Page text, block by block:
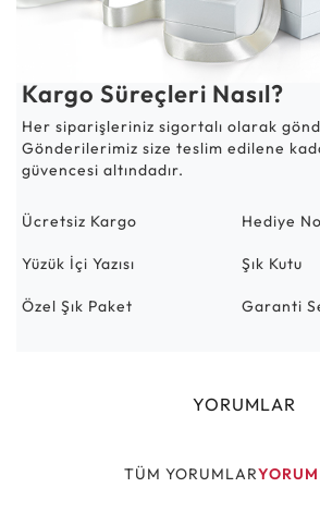
Kargo Süreçleri Nasıl?
Her siparişleriniz sigortalı olarak
Gönderilerimiz size teslim edilene
güvencesi altındadır.
Ücretsiz Kargo Hediye
Yüzük İçi Yazısı Şık Kutu
Özel Şık Paket Garanti
YORUMLAR
TÜM YORUMLAR